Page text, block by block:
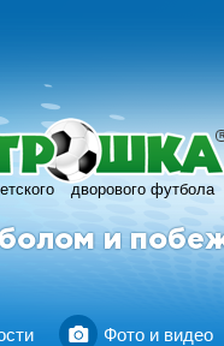
дворового футбола
R
и
Фото и видео